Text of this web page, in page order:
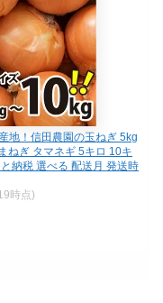
地！信田農園の玉ねぎ 5kg
ねぎ タマネギ 5キロ 10キ
納税 選べる 配送月 発送時
時点)